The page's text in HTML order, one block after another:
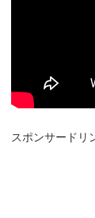
スポンサードリ